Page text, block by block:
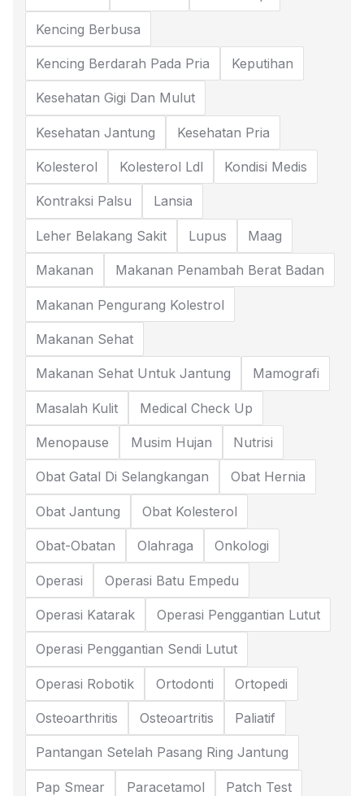
Kencing Berbusa
Kencing Berdarah Pada Pria Keputihan
Kesehatan Gigi Dan Mulut
Kesehatan Jantung Kesehatan Pria
Kolesterol Kolesterol Ldl Kondisi Medis
Kontraksi Palsu Lansia
Leher Belakang Sakit Lupus Maag
Makanan Makanan Penambah Berat Badan
Makanan Pengurang Kolestrol
Makanan Sehat
Makanan Sehat Untuk Jantung Mamografi
Masalah Kulit Medical Check Up
Menopause Musim Hujan Nutrisi
Obat Gatal Di Selangkangan Obat Hernia
Obat Jantung Obat Kolesterol
Obat-Obatan Olahraga Onkologi
Operasi Operasi Batu Empedu
Operasi Katarak Operasi Penggantian Lutut
Operasi Penggantian Sendi Lutut
Operasi Robotik Ortodonti Ortopedi
Osteoarthritis Osteoartritis Paliatif
Pantangan Setelah Pasang Ring Jantung
Pap Smear Paracetamol Patch Test